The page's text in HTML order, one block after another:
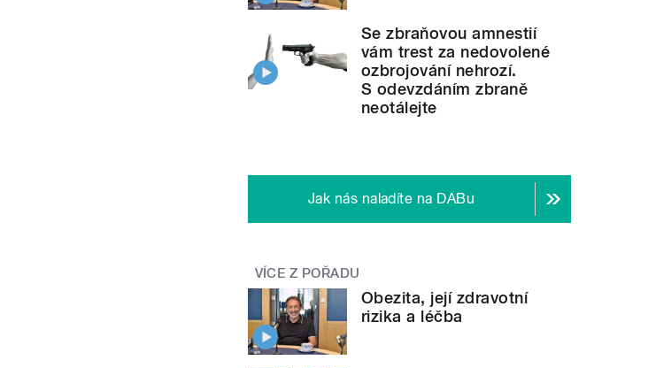
Se zbraňovou amnestií
vám trest za nedovolené
ozbrojování nehrozí.
S odevzdáním zbraně
neotálejte
Jak nás naladíte na DABu
VÍCE Z POŘADU
Obezita, její zdravotní
rizika a léčba